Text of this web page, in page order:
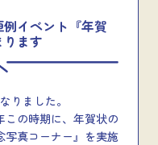
例イベント『年賀
ます
りました。
この時期に、年賀状の
写真コーナー』を実施